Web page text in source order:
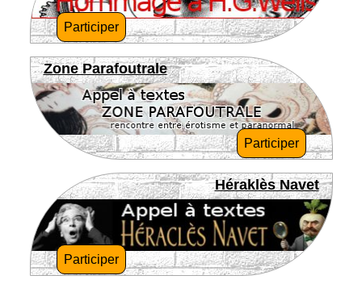
Participer
Zone Parafoutrale
Participer
Héraklès Navet
Participer